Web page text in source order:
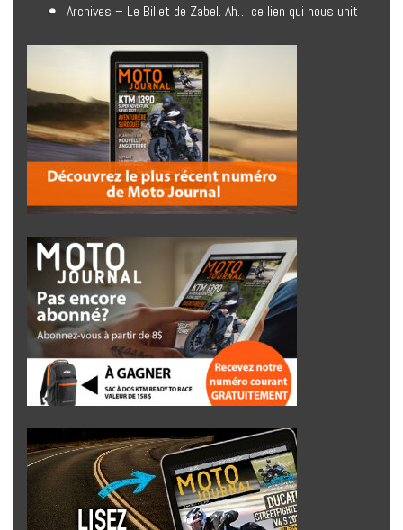
Archives – Le Billet de Zabel. Ah… ce lien qui nous unit !